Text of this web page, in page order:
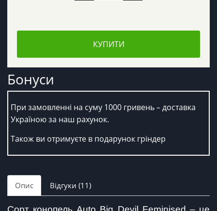
КУПИТИ
Бонуси
При замовленні на суму 1000 гривень – доставка
Україною за наш рахунок.
Також ви отримуєте в подарунок гріндер
Опис Відгуки (11)